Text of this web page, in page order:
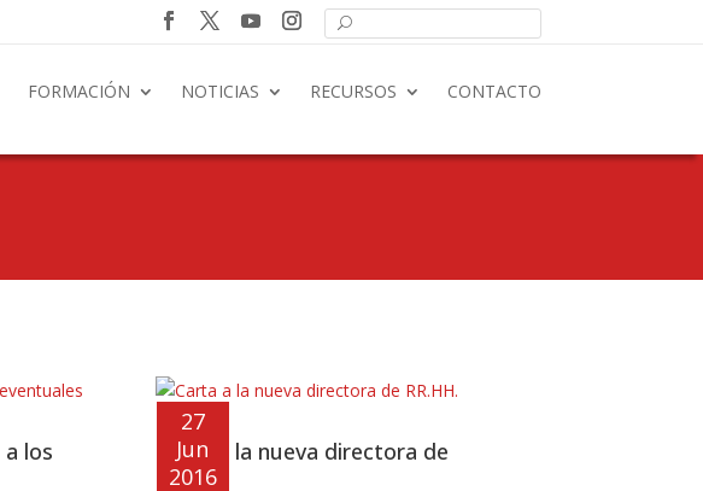
FORMACIÓN NOTICIAS RECURSOS CONTACTO
a los Carta a la nueva directora de
RR.HH.
27
Jun
2016